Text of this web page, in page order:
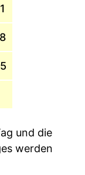
und die
werden